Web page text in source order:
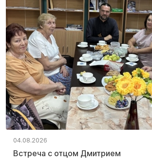
04.08.2026
Встреча с отцом Дмитрием